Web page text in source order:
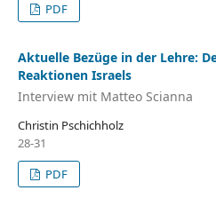
PDF
Aktuelle Bezüge in der Lehre:
Reaktionen Israels
Interview mit Matteo Scianna
Christin Pschichholz
28-31
PDF